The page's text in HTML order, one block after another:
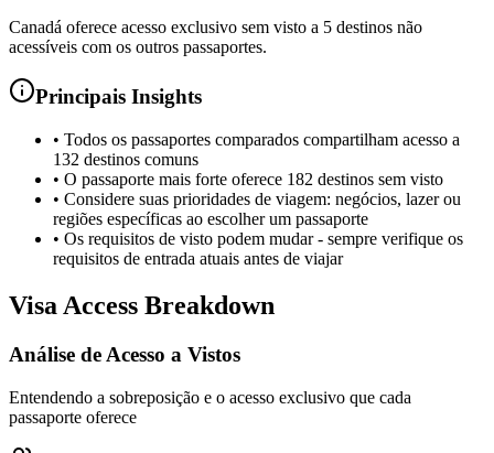
Canadá oferece acesso exclusivo sem visto a 5 destinos não
acessíveis com os outros passaportes.
Principais Insights
• Todos os passaportes comparados compartilham acesso a
132 destinos comuns
• O passaporte mais forte oferece 182 destinos sem visto
• Considere suas prioridades de viagem: negócios, lazer ou
regiões específicas ao escolher um passaporte
• Os requisitos de visto podem mudar - sempre verifique os
requisitos de entrada atuais antes de viajar
Visa Access Breakdown
Análise de Acesso a Vistos
Entendendo a sobreposição e o acesso exclusivo que cada
passaporte oferece